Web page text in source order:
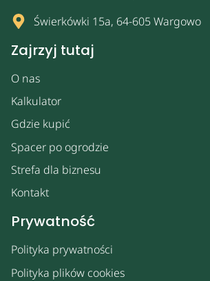
Zajrzyj tutaj
O nas
Kalkulator
Gdzie kupić
Spacer po ogrodzie
Strefa dla biznesu
Kontakt
Prywatność
Polityka prywatności
Polityka plików cookies
Świerkówki 15a, 64-605 Wargowo